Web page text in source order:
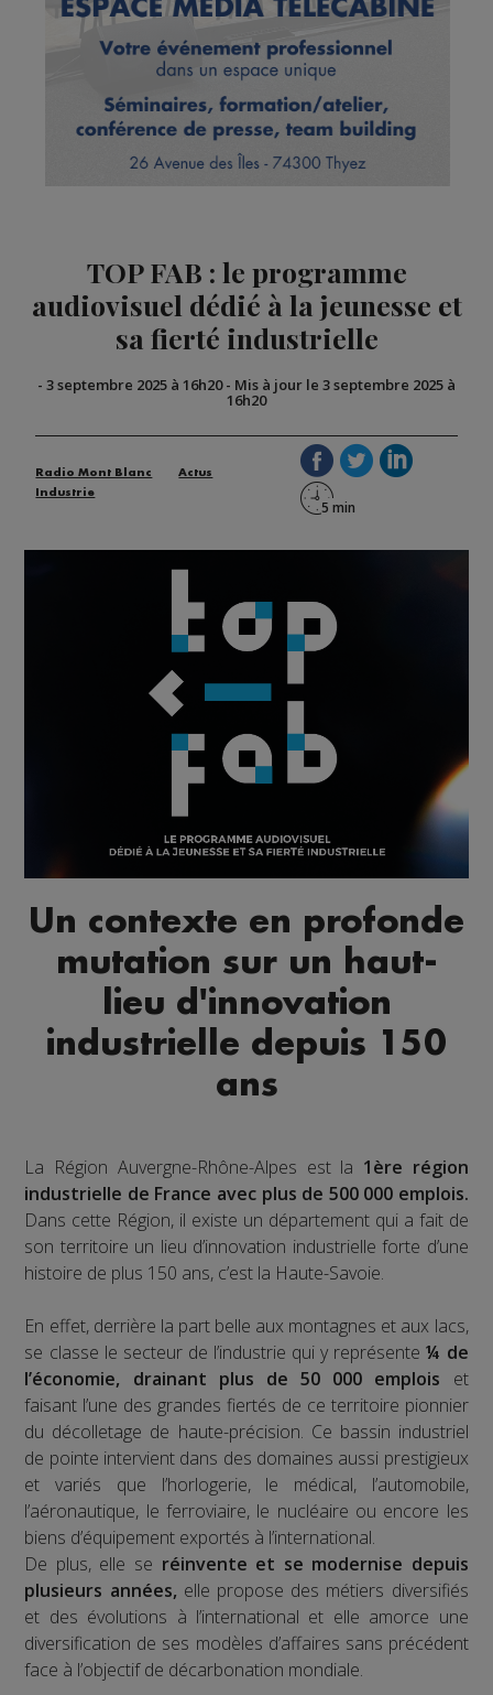
TOP FAB : le programme
audiovisuel dédié à la jeunesse et
sa fierté industrielle
- 3 septembre 2025 à 16h20- Mis à jour le 3 septembre 2025 à
16h20
Radio Mont Blanc
Actus
Industrie
Un contexte en profonde
mutation sur un haut-
lieu d'innovation
industrielle depuis 150
ans
La Région Auvergne-Rhône-Alpes est la 1ère région
industrielle de France avec plus de 500 000 emplois.
Dans cette Région, il existe un département qui a fait de
son territoire un lieu d’innovation industrielle forte d’une
histoire de plus 150 ans, c’est la Haute-Savoie.
En effet, derrière la part belle aux montagnes et aux lacs,
se classe le secteur de l’industrie qui y représente¼ de
l’économie, drainant plus de 50 000 emplois et
faisant l’une des grandes fiertés de ce territoire pionnier
du décolletage de haute-précision. Ce bassin industriel
de pointe intervient dans des domaines aussi prestigieux
et variés que l’horlogerie, le médical, l’automobile,
l’aéronautique, le ferroviaire, le nucléaire ou encore les
biens d’équipement exportés à l’international.
De plus, elle se réinvente et se modernise depuis
plusieurs années, elle propose des métiers diversifiés
et des évolutions à l’international et elle amorce une
diversification de ses modèles d’affaires sans précédent
face à l’objectif de décarbonation mondiale.